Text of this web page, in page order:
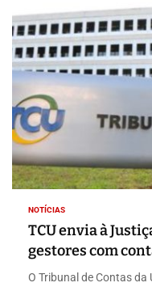
NOTÍCIAS
TCU envia à
gestores com
O Tribunal de Contas da